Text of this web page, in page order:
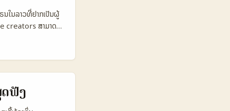
from
niche trust
YouTubers ມີ
ກ YouTube
ໃນລາວທີ່ຢາກເປັນຜູ້
creators ສາມາດ
ດຟອມທ່ານເຮັດ
- ນັກກະທົບ
ຢ່າງຄື Halo AI ທີ່
ກໄດ້ຊ່ວຍການຄົ້ນຫາ
ຫຍ່ທີ່ເພີ່ມ
ຟັງ